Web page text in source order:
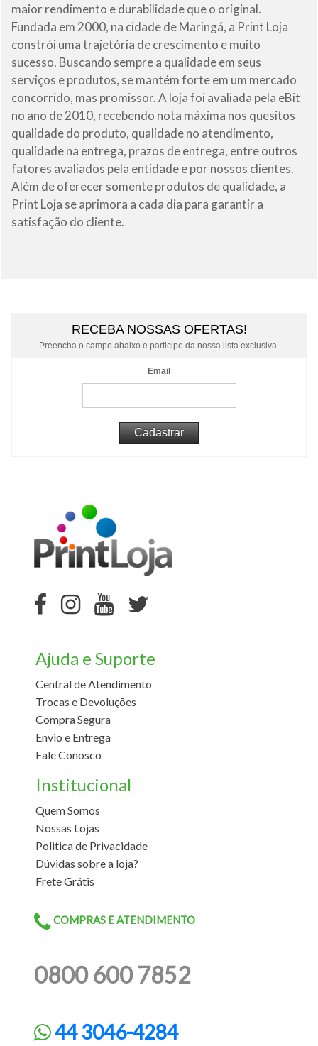
maior rendimento e durabilidade que o original.
Fundada em 2000, na cidade de Maringá, a Print Loja
constrói uma trajetória de crescimento e muito
sucesso. Buscando sempre a qualidade em seus
serviços e produtos, se mantém forte em um mercado
concorrido, mas promissor. A loja foi avaliada pela eBit
no ano de 2010, recebendo nota máxima nos quesitos
qualidade do produto, qualidade no atendimento,
qualidade na entrega, prazos de entrega, entre outros
fatores avaliados pela entidade e por nossos clientes.
Além de oferecer somente produtos de qualidade, a
Print Loja se aprimora a cada dia para garantir a
satisfação do cliente.
RECEBA NOSSAS OFERTAS!
Preencha o campo abaixo e participe da nossa lista exclusiva.
Email
Ajuda e Suporte
Central de Atendimento
Trocas e Devoluções
Compra Segura
Envio e Entrega
Fale Conosco
Institucional
Quem Somos
Nossas Lojas
Politica de Privacidade
Dúvidas sobre a loja?
Frete Grátis
COMPRAS E ATENDIMENTO
0800 600 7852
44 3046-4284